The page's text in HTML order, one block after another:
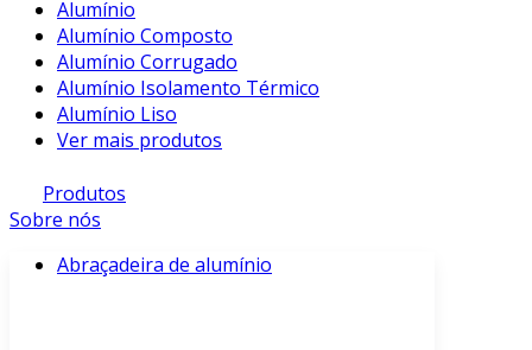
Alumínio
Alumínio Composto
Alumínio Corrugado
Alumínio Isolamento Térmico
Alumínio Liso
Ver mais produtos
Produtos
Sobre nós
Abraçadeira de alumínio